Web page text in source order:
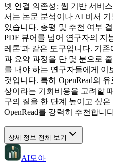
넷 연결 의존성: 웹 기반 서비
서는 논문 분석이나 AI 비서
있습니다. 총평 및 추천 여부
PDF 뷰어를 넘어 연구자의 지
레톤'과 같은 도구입니다. 기
과 요약 과정을 단 몇 분으로
를 내야 하는 연구자들에게 이
것입니다. 특히 OpenRead의
상이라는 기회비용을 고려할
구의 질을 한 단계 높이고 싶
OpenRead를 강력히 추천합니
상세 정보 전체 보기
AI모아